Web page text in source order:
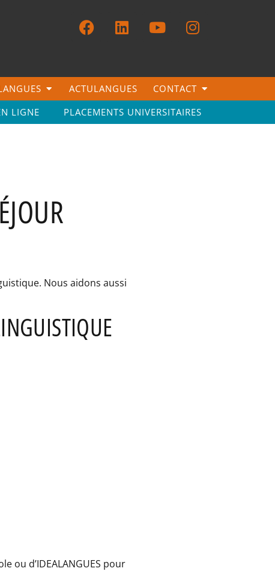
ACTULANGUES
CONTACT
LIGNE PLACEMENTS UNIVERSITAIRES
Nous aidons aussi
ou d’IDEALANGUES pour